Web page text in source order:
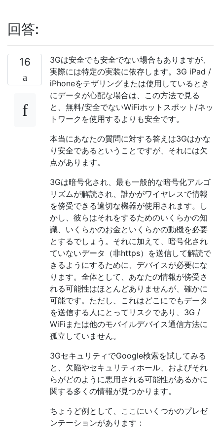
回答:
16
3Gは安全でも安全でない場合もありますが、
実際には特定の実装に依存します。3G iPad /
iPhoneをテザリングまたは使用しているとき
にデータが心配な場合は、この方法で見る
と、無料/安全でないWiFiホットスポット/ネッ
トワークを使用するよりも安全です。
本当にあなたの質問に対する答えは3Gはかな
り安全であるということですが、それには欠
点があります。
3Gは暗号化され、最も一般的な暗号化アルゴ
リズムが解読され、誰かがワイヤレスで情報
を傍受できる適切な機器が使用されます。し
かし、彼らはそれをするためのいくらかの知
識、いくらかのお金といくらかの動機を必要
とするでしょう。それに加えて、暗号化され
ていないデータ（非https）を送信して解読で
きるようにするために、デバイスが必要にな
ります。全体として、あなたの情報が傍受さ
れる可能性はほとんどありませんが、確かに
可能です。ただし、これはどこにでもデータ
を送信する人にとってリスクであり、3G /
WiFiまたは他のモバイルデバイス通信方法に
孤立していません。
3GセキュリティでGoogle検索を試してみる
と、欠陥やセキュリティホール、およびそれ
らがどのように悪用される可能性があるかに
関する多くの情報が見つかります。
ちょうど例として、ここにいくつかのプレゼ
ンテーションがあります：